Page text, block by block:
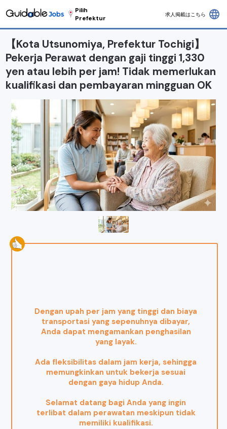
Pilih
Prefektur
求人掲載はこちら language
【Kota Utsunomiya, Prefektur Tochigi】
Pekerja Perawat dengan gaji tinggi 1,330
yen atau lebih per jam! Tidak memerlukan
kualifikasi dan pembayaran mingguan OK
Dengan upah per jam yang tinggi dan biaya
transportasi yang sepenuhnya dibayar,
Anda dapat mengamankan penghasilan
yang layak.
Ada fleksibilitas dalam jam kerja, sehingga
memungkinkan untuk bekerja sesuai
dengan gaya hidup Anda.
Selamat datang bagi Anda yang ingin
terlibat dalam perawatan meskipun tidak
memiliki kualifikasi.